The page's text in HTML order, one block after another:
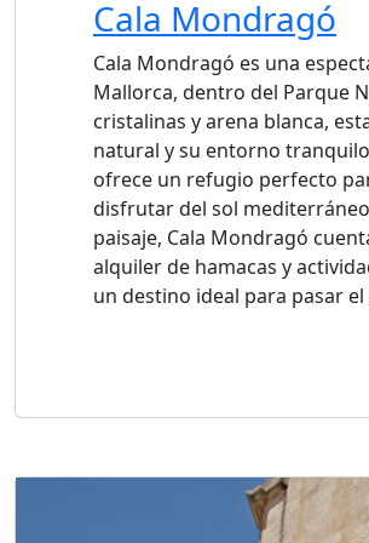
Cala Mondragó
Cala Mondragó es una
Mallorca, dentro del Parque
cristalinas y arena blanca,
natural y su entorno
ofrece un refugio perfecto
disfrutar del sol
paisaje, Cala Mondragó
alquiler de hamacas y
un destino ideal para pasar